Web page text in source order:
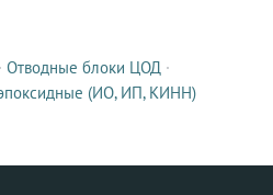
· Отводные блоки ЦОД ·
(ИО, ИП, КИНН)